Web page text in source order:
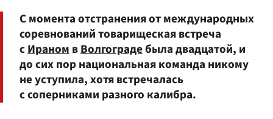
С момента отстранения от международных
соревнований товарищеская встреча
сИраномвВолгоградебыла двадцатой, и
до сих пор национальная команда никому
не уступила, хотя встречалась
с соперниками разного калибра.